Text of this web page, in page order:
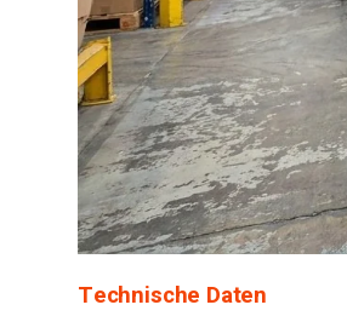
Technische Daten